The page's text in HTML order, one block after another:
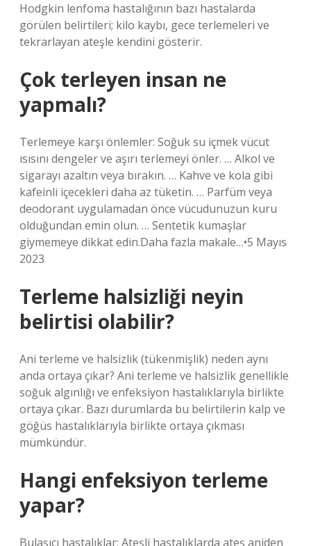
Hodgkin lenfoma hastalığının bazı hastalarda
görülen belirtileri; kilo kaybı, gece terlemeleri ve
tekrarlayan ateşle kendini gösterir.
Çok terleyen insan ne
yapmalı?
Terlemeye karşı önlemler: Soğuk su içmek vücut
ısısını dengeler ve aşırı terlemeyi önler. … Alkol ve
sigarayı azaltın veya bırakın. … Kahve ve kola gibi
kafeinli içecekleri daha az tüketin. … Parfüm veya
deodorant uygulamadan önce vücudunuzun kuru
olduğundan emin olun. … Sentetik kumaşlar
giymemeye dikkat edin.Daha fazla makale…•5 Mayıs
2023
Terleme halsizliği neyin
belirtisi olabilir?
Ani terleme ve halsizlik (tükenmişlik) neden aynı
anda ortaya çıkar? Ani terleme ve halsizlik genellikle
soğuk algınlığı ve enfeksiyon hastalıklarıyla birlikte
ortaya çıkar. Bazı durumlarda bu belirtilerin kalp ve
göğüs hastalıklarıyla birlikte ortaya çıkması
mümkündür.
Hangi enfeksiyon terleme
yapar?
Bulaşıcı hastalıklar: Ateşli hastalıklarda ateş aniden